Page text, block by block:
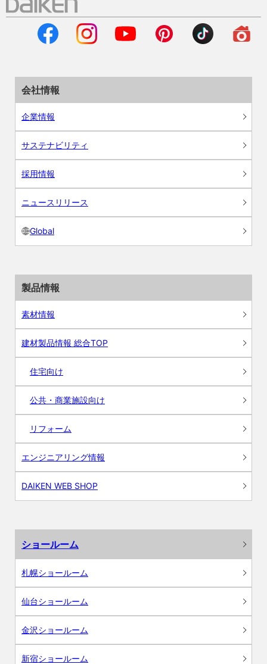
会社情報
企業情報
サステナビリティ
採用情報
ニュースリリース
Global
製品情報
素材情報
建材製品情報 総合TOP
住宅向け
公共・商業施設向け
リフォーム
エンジニアリング情報
DAIKEN WEB SHOP
ショールーム
札幌ショールーム
仙台ショールーム
金沢ショールーム
新宿ショールーム